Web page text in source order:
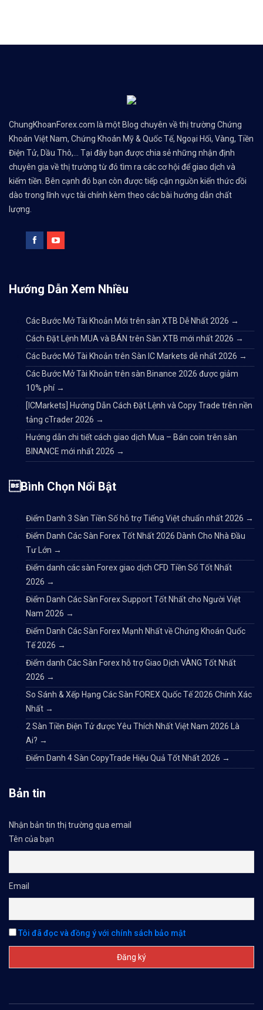
ChungKhoanForex.com là một Blog chuyên về thị trường Chứng
Khoán Việt Nam, Chứng Khoán Mỹ & Quốc Tế, Ngoại Hối, Vàng, Tiền
Điện Tử, Dầu Thô,... Tại đây bạn được chia sẻ những nhận định
chuyên gia về thị trường từ đó tìm ra các cơ hội để giao dịch và
kiếm tiền. Bên cạnh đó bạn còn được tiếp cận nguồn kiến thức dồi
dào trong lĩnh vực tài chính kèm theo các bài hướng dẫn chất
lượng.
Hướng Dẫn Xem Nhiều
Các Bước Mở Tài Khoản Mới trên sàn XTB Dễ Nhất 2026 →
Cách Đặt Lệnh MUA và BÁN trên Sàn XTB mới nhất 2026 →
Các Bước Mở Tài Khoản trên Sàn IC Markets dễ nhất 2026 →
Các Bước Mở Tài Khoản trên sàn Binance 2026 được giảm
10% phí →
[ICMarkets] Hướng Dẫn Cách Đặt Lệnh và Copy Trade trên nền
tảng cTrader 2026 →
Hướng dẫn chi tiết cách giao dịch Mua – Bán coin trên sàn
BINANCE mới nhất 2026 →
Bình Chọn Nổi Bật
Điểm Danh 3 Sàn Tiền Số hỗ trợ Tiếng Việt chuẩn nhất 2026 →
Điểm Danh Các Sàn Forex Tốt Nhất 2026 Dành Cho Nhà Đầu
Tư Lớn →
Điểm danh các sàn Forex giao dịch CFD Tiền Số Tốt Nhất
2026 →
Điểm Danh Các Sàn Forex Support Tốt Nhất cho Người Việt
Nam 2026 →
Điểm Danh Các Sàn Forex Mạnh Nhất về Chứng Khoán Quốc
Tế 2026 →
Điểm danh Các Sàn Forex hỗ trợ Giao Dịch VÀNG Tốt Nhất
2026 →
So Sánh & Xếp Hạng Các Sàn FOREX Quốc Tế 2026 Chính Xác
Nhất →
2 Sàn Tiền Điện Tử được Yêu Thích Nhất Việt Nam 2026 Là
Ai? →
Điểm Danh 4 Sàn CopyTrade Hiệu Quả Tốt Nhất 2026 →
Bản tin
Nhận bản tin thị trường qua email
Tên của bạn
Email
Tôi đã đọc và đồng ý với chính sách bảo mật